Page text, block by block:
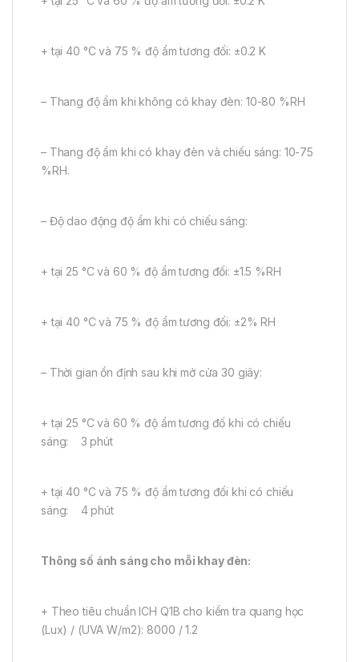
+ tại 40 °C và 75 % độ ẩm tương đối: ±0.2 K
– Thang độ ẩm khi không có khay đèn: 10-80 %RH
– Thang độ ẩm khi có khay đèn và chiếu sáng: 10-75
%RH.
– Độ dao động độ ẩm khi có chiếu sáng:
+ tại 25 °C và 60 % độ ẩm tương đối: ±1.5 %RH
+ tại 40 °C và 75 % độ ẩm tương đối: ±2% RH
– Thời gian ổn định sau khi mở cửa 30 giây:
+ tại 25 °C và 60 % độ ẩm tương đố khi có chiếu
sáng: 3 phút
+ tại 40 °C và 75 % độ ẩm tương đối khi có chiếu
sáng: 4 phút
Thông số ánh sáng cho mỗi khay đèn:
+ Theo tiêu chuẩn ICH Q1B cho kiểm tra quang học
(Lux) / (UVA W/m2): 8000 / 1.2